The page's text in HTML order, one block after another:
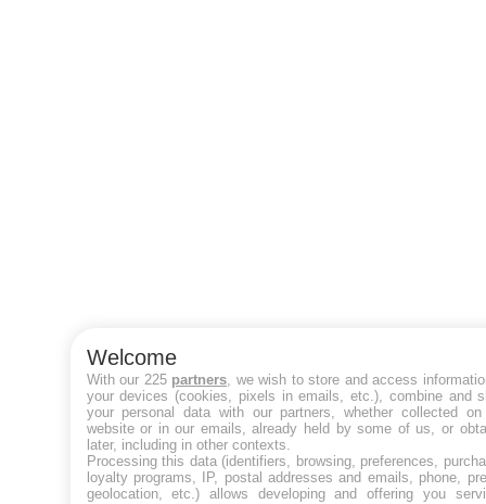
Welcome
With our 225 partners , we wish to store and access
your devices (cookies, pixels in emails, etc.), combine and
your personal data with our partners, whether collected
website or in our emails, already held by some of us, or
later, including in other contexts.
Processing this data (identifiers, browsing, preferences,
loyalty programs, IP, postal addresses and emails, phone,
geolocation, etc.) allows developing and offering you